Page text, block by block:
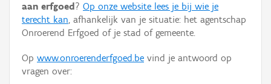
Hergebruik
Aanmelden
aan erfgoed ? Op onze website lees je bij wie je
terecht kan, afhankelijk van je situatie: het agentschap
Onroerend Erfgoed of je stad of gemeente.
Op www.onroerenderfgoed.be vind je antwoord op
vragen over: